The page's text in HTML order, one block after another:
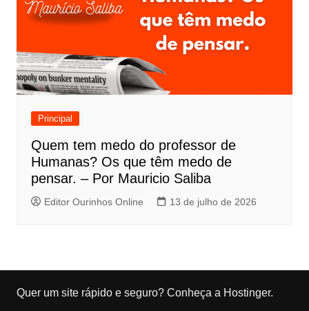
Principal
Quem tem medo do professor de
Humanas? Os que têm medo de
pensar. – Por Mauricio Saliba
Editor Ourinhos Online 13 de julho de 2026
Quer um site rápido e seguro? Conheça a Hostinger.